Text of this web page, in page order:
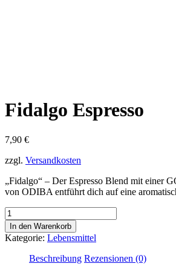
Fidalgo Espresso
7,90 €
zzgl. Versandkosten
„Fidalgo“ – Der Espresso Blend mit einer
von ODIBA entführt dich auf eine
Fidalgo
Espresso
Menge
In den Warenkorb
Kategorie: Lebensmittel
Beschreibung Rezensionen (0)